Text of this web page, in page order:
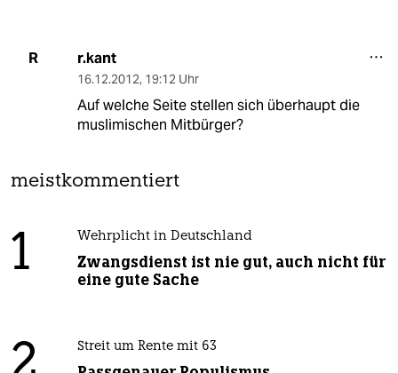
R r.kant
16.12.2012, 19:12 Uhr
Auf welche Seite stellen sich überhaupt die
muslimischen Mitbürger?
meistkommentiert
1 Wehrplicht in Deutschland
Zwangsdienst ist nie gut, auch nicht für
eine gute Sache
Streit um Rente mit 63